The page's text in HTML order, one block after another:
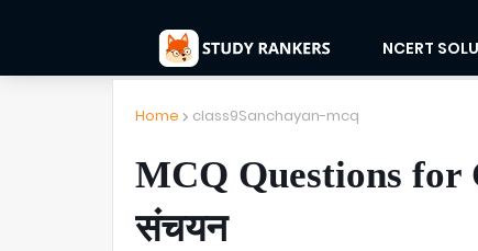
NCERT
Home class9Sanchayan-mcq
MCQ Questions for
संचयन